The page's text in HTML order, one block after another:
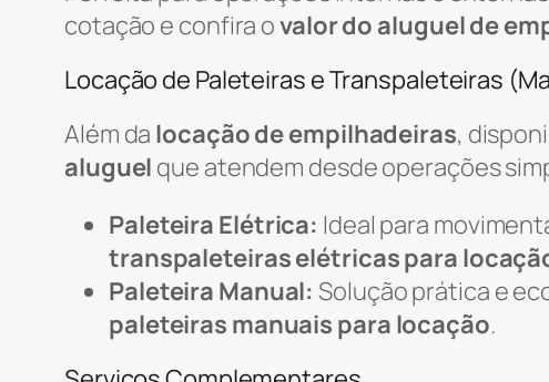
cotação e confira ovalor do aluguel de
Locação de Paleteiras e Transpaleteiras
Além da locação de empilhadeiras,
aluguel que atendem desde operações
Paleteira Elétrica: Ideal para
transpaleteiras elétricas para
Paleteira Manual: Solução prática e
paleteiras manuais para locação.